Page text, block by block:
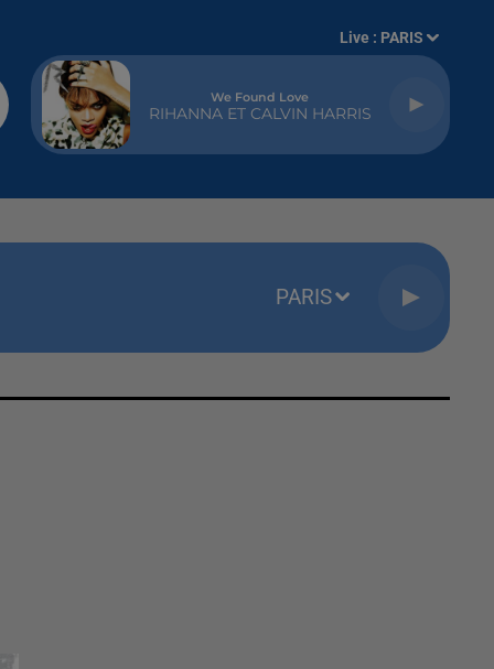
Live : PARIS
We Found Love
RIHANNA ET CALVIN HARRIS
PARIS